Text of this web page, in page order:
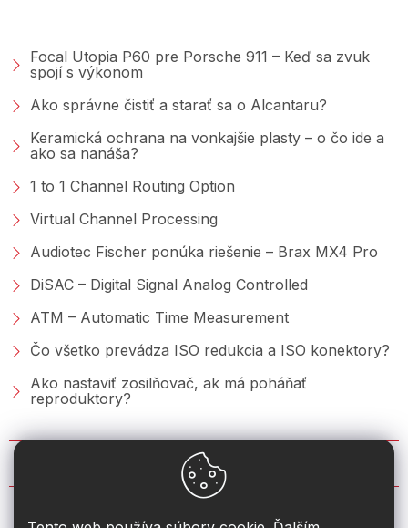
Focal Utopia P60 pre Porsche 911 – Keď sa zvuk
spojí s výkonom
Ako správne čistiť a starať sa o Alcantaru?
Keramická ochrana na vonkajšie plasty – o čo ide a
ako sa nanáša?
1 to 1 Channel Routing Option
Virtual Channel Processing
Audiotec Fischer ponúka riešenie – Brax MX4 Pro
DiSAC – Digital Signal Analog Controlled
ATM – Automatic Time Measurement
Čo všetko prevádza ISO redukcia a ISO konektory?
Ako nastaviť zosilňovač, ak má poháňať
reproduktory?
KONTAKT